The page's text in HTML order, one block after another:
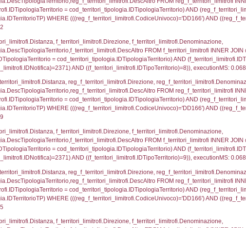
cod_territori_tipologia.DescTipologiaTerritorio FROM
cod_territori_tipologia.IDTipologiaTerritorio) AND
sql: SELECT reg_f_territori_limitrofi.Distanza,
reg_f_territori_limitrofi.DescAltro FROM
cod_territori_tipologia.IDTipologiaTerritorio) AND
(((reg_f_territori_limitrofi.CodiceUnivoco)='DD166') AND
sql: SELECT f_territori_limitrofi.Distanza,
f_territori_limitrofi.DescAltro FROM f_territori_limitrofi
cod_territori_tipologia.IDTipologiaTerritorio) AND
AND ((f_territori_limitrofi.IDTipoTerritorio)=3)), executionMS:
sql: SELECT reg_f_territori_limitrofi.Distanza,
reg_f_territori_limitrofi.DescAltro FROM
cod_territori_tipologia.IDTipologiaTerritorio) AND
(((reg_f_territori_limitrofi.CodiceUnivoco)='DD166') AND